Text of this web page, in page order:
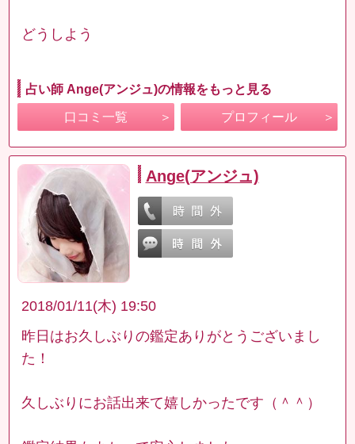
どうしよう
占い師 Ange(アンジュ)の情報をもっと見る
口コミ一覧 プロフィール
Ange(アンジュ)
2018/01/11(木) 19:50
昨日はお久しぶりの鑑定ありがとうございまし
た！
久しぶりにお話出来て嬉しかったです（＾＾）